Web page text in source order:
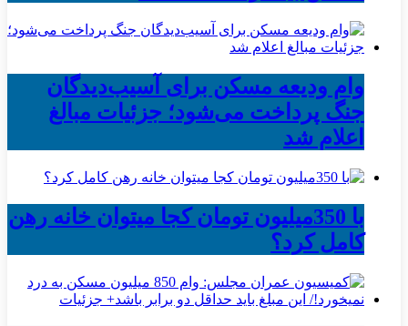
وام ودیعه مسکن برای آسیب‌دیدگان
جنگ پرداخت می‌شود؛ جزئیات مبالغ
اعلام شد
با 350میلیون تومان کجا میتوان خانه رهن
کامل کرد؟